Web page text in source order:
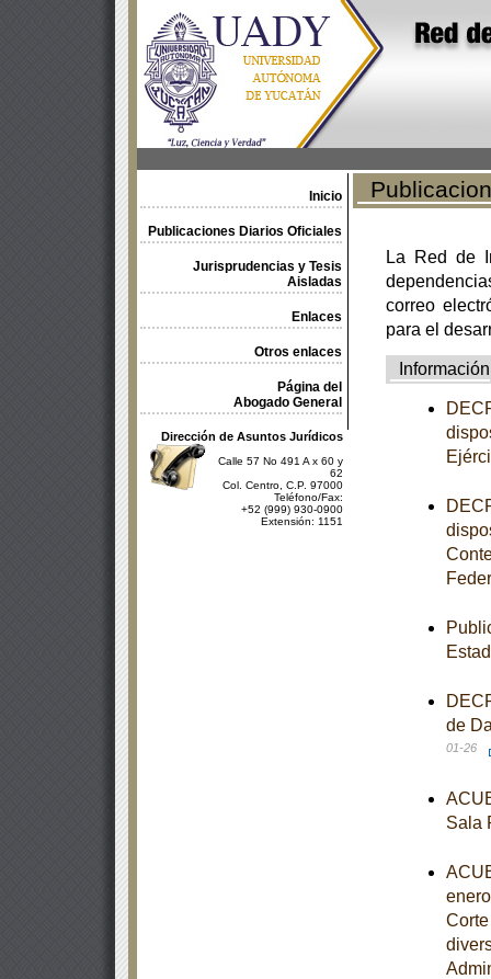
Inicio
Publicaciones Diarios Oficiales
Jurisprudencias y Tesis
Aisladas
Enlaces
Otros enlaces
Página del
Abogado General
Dirección de Asuntos Jurídicos
Calle 57 No 491 A x 60 y
62
Col. Centro, C.P. 97000
Teléfono/Fax:
+52 (999) 930-0900
Extensión: 1151
La Red de
correo
para el
Información
de
01-26
Sala